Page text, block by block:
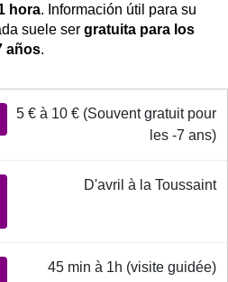
hora. Información útil para su
suele ser gratuita para los
años.
la découverte des Châteaux
5 € à 10 € (Souvent gratuit pour
les -7 ans)
D'avril à la Toussaint
45 min à 1h (visite guidée)